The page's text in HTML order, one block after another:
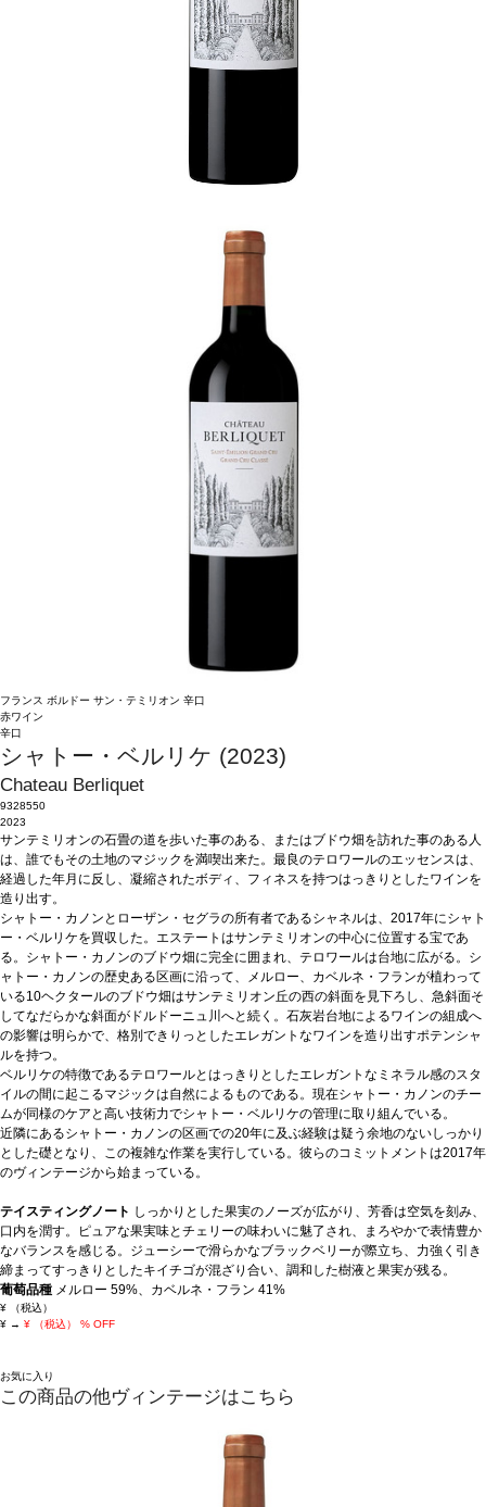
フランス ボルドー サン・テミリオン 辛口
赤ワイン
辛口
シャトー・ベルリケ (2023)
Chateau Berliquet
9328550
2023
サンテミリオンの石畳の道を歩いた事のある、またはブドウ畑を訪れた事のある人
は、誰でもその土地のマジックを満喫出来た。最良のテロワールのエッセンスは、
経過した年月に反し、凝縮されたボディ、フィネスを持つはっきりとしたワインを
造り出す。
シャトー・カノンとローザン・セグラの所有者であるシャネルは、2017年にシャト
ー・ベルリケを買収した。エステートはサンテミリオンの中心に位置する宝であ
る。シャトー・カノンのブドウ畑に完全に囲まれ、テロワールは台地に広がる。シ
ャトー・カノンの歴史ある区画に沿って、メルロー、カベルネ・フランが植わって
いる10ヘクタールのブドウ畑はサンテミリオン丘の西の斜面を見下ろし、急斜面そ
してなだらかな斜面がドルドーニュ川へと続く。石灰岩台地によるワインの組成へ
の影響は明らかで、格別できりっとしたエレガントなワインを造り出すポテンシャ
ルを持つ。
ベルリケの特徴であるテロワールとはっきりとしたエレガントなミネラル感のスタ
イルの間に起こるマジックは自然によるものである。現在シャトー・カノンのチー
ムが同様のケアと高い技術力でシャトー・ベルリケの管理に取り組んでいる。
近隣にあるシャトー・カノンの区画での20年に及ぶ経験は疑う余地のないしっかり
とした礎となり、この複雑な作業を実行している。彼らのコミットメントは2017年
のヴィンテージから始まっている。
テイスティングノート しっかりとした果実のノーズが広がり、芳香は空気を刻み、
口内を潤す。ピュアな果実味とチェリーの味わいに魅了され、まろやかで表情豊か
なバランスを感じる。ジューシーで滑らかなブラックベリーが際立ち、力強く引き
締まってすっきりとしたキイチゴが混ざり合い、調和した樹液と果実が残る。
葡萄品種 メルロー 59%、カベルネ・フラン 41%
¥
（税込）
¥ → ¥ （税込） % OFF
お気に入り
この商品の他ヴィンテージはこちら